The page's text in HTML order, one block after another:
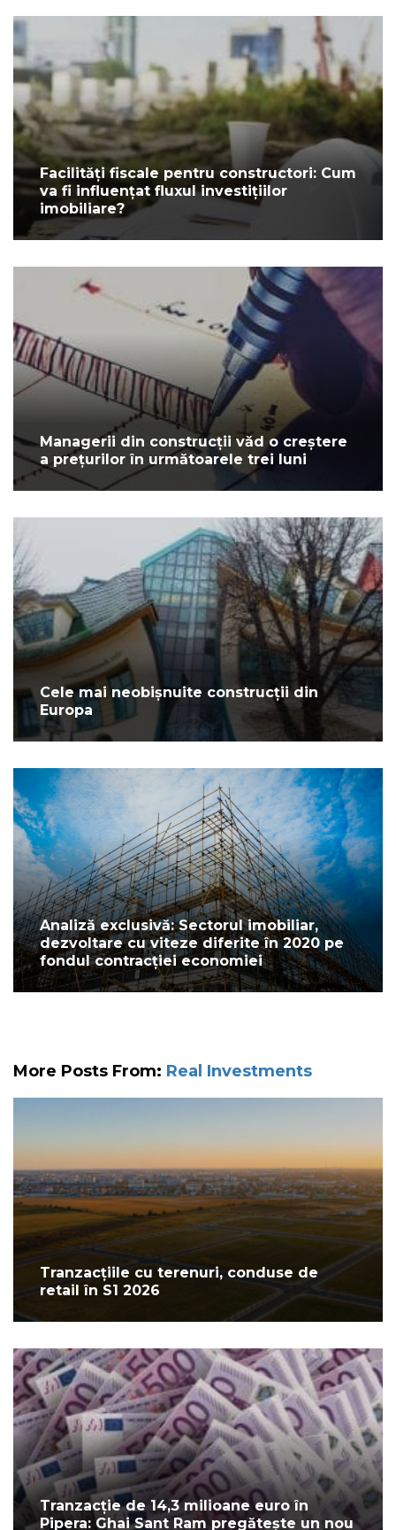
Facilități fiscale pentru constructori: Cum
va fi influențat fluxul investițiilor
imobiliare?
Managerii din construcții văd o creștere
a prețurilor în următoarele trei luni
Cele mai neobișnuite construcții din
Europa
Analiză exclusivă: Sectorul imobiliar,
dezvoltare cu viteze diferite în 2020 pe
fondul contracției economiei
More Posts From: Real Investments
Tranzacțiile cu terenuri, conduse de
retail în S1 2026
Tranzacție de 14,3 milioane euro în
Pipera: Ghai Sant Ram pregătește un nou